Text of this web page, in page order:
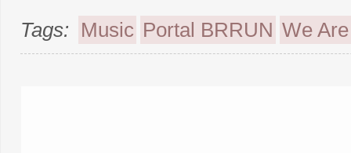
Tags: Music Portal BRRUN We